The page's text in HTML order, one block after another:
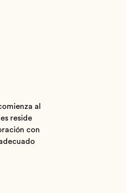
al
reside
con